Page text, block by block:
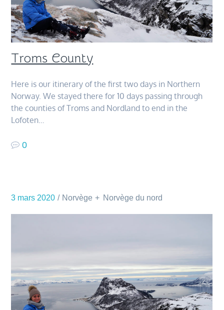
Troms County
Here is our itinerary of the first two days in Northern
Norway. We stayed there for 10 days passing through
the counties of Troms and Nordland to end in the
Lofoten…
0
3 mars 2020 Norvège Norvège du nord